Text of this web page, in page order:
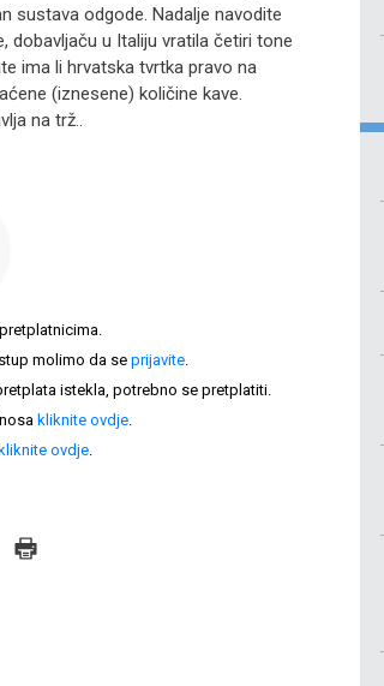
sustava odgode. Nadalje navodite
dobavljaču u Italiju vratila četiri tone
ima li hrvatska tvrtka pravo na
(iznesene) količine kave.
na trž..
molimo da seprijavite.
istekla, potrebno se pretplatiti.
kliknite ovdje.
kliknite ovdje.